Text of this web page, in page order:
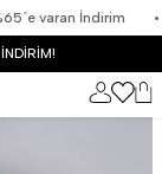
İndirim • 🏷️